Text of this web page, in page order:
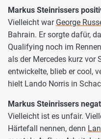
Markus Steinrissers
Vielleicht war George
Bahrain. Er sorgte dafür,
Qualifying noch im
als der Mercedes kurz vor
entwickelte, blieb er cool,
hielt Lando Norris in
Markus Steinrissers
Vielleicht ist es unfair.
Härtefall nennen, denn